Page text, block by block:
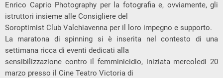
Enrico Caprio Photography per la fotografia e, ovviamente, gli
istruttori insieme alle Consigliere del
Soroptimist Club Valchiavenna per il loro impegno e supporto.
La maratona di spinning si è inserita nel contesto di una
settimana ricca di eventi dedicati alla
sensibilizzazione contro il femminicidio, iniziata mercoledì 20
marzo presso il Cine Teatro Victoria di